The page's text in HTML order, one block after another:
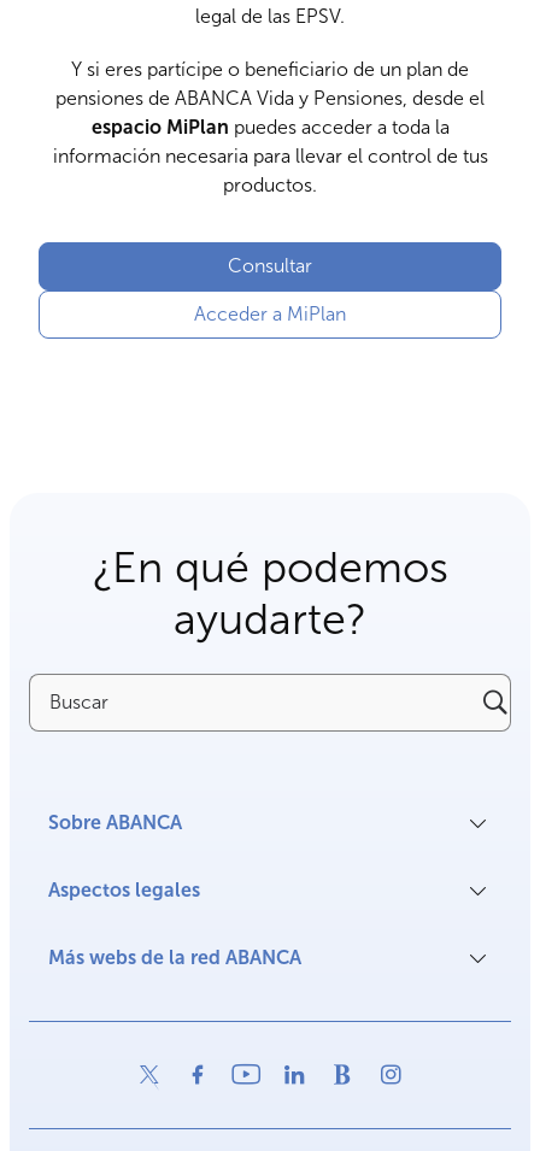
legal de las EPSV.
Y si eres partícipe o beneficiario de un plan de
pensiones de ABANCA Vida y Pensiones, desde el
espacio MiPlan puedes acceder a toda la
información necesaria para llevar el control de tus
productos.
Consultar
Acceder a MiPlan
¿En qué podemos
ayudarte?
Buscar
Sobre ABANCA
Aspectos legales
Más webs de la red ABANCA